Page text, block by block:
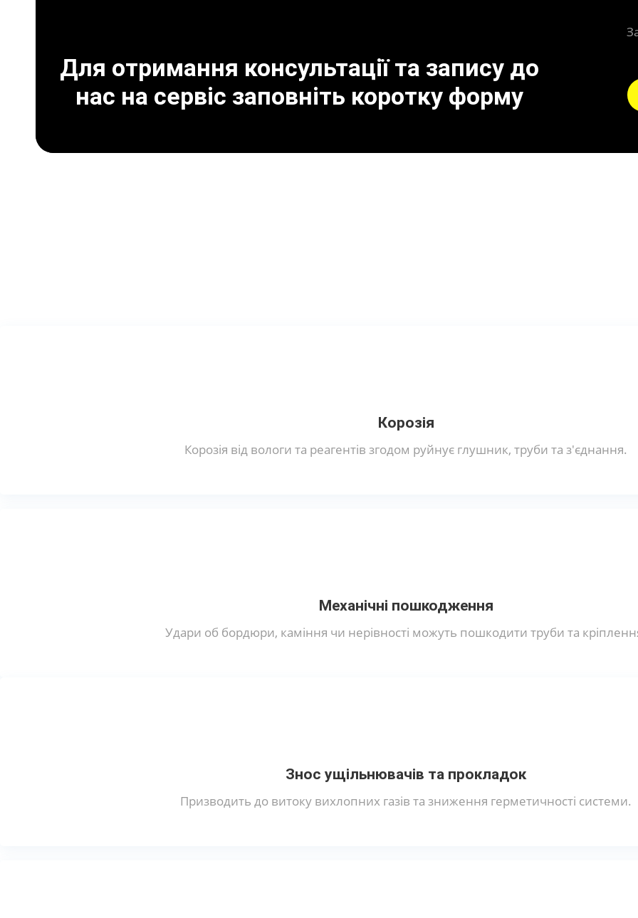
Для отримання консультації та запису до
нас на сервіс заповніть коротку форму
Корозія
Корозія від вологи та реагентів згодом руйнує глушник, труби та з'єднання.
Механічні пошкодження
Удари об бордюри, каміння чи нерівності можуть пошкодити труби та
Знос ущільнювачів та прокладок
Призводить до витоку вихлопних газів та зниження герметичності системи.